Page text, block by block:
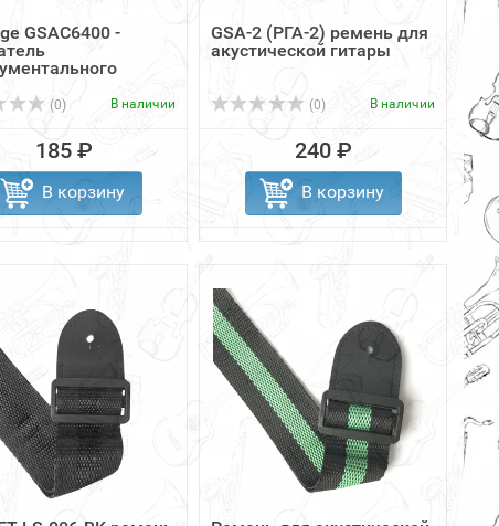
GSAC6400 -
на ...
(0) В наличии
185 ₽
В корзину
GSA-2 (РГА-2) ремень для
акустической гитары
(0) В наличии
240 ₽
В корзину